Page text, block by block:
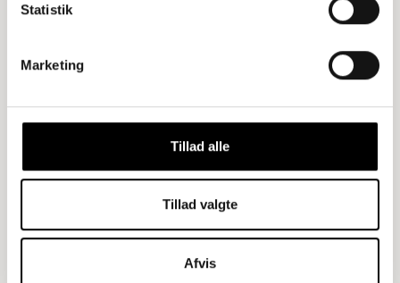
Statistik
Marketing
Tillad alle
Tillad valgte
AfvisTilføj til kurv